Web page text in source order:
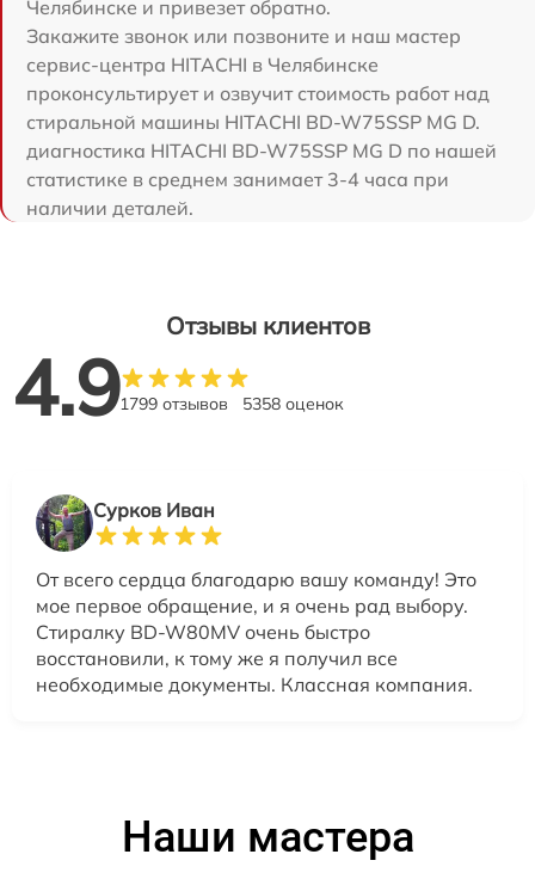
Челябинске и привезет обратно.
Закажите звонок или позвоните и наш мастер
сервис-центра HITACHI в Челябинске
проконсультирует и озвучит стоимость работ над
стиральной машины HITACHI BD-W75SSP MG D.
диагностика HITACHI BD-W75SSP MG D по нашей
статистике в среднем занимает 3-4 часа при
наличии деталей.
Отзывы клиентов
4.91799 отзывов 5358 оценок
Сурков Иван
От всего сердца благодарю вашу команду! Это
мое первое обращение, и я очень рад выбору.
Стиралку BD-W80MV очень быстро
восстановили, к тому же я получил все
необходимые документы. Классная компания.
Наши мастера